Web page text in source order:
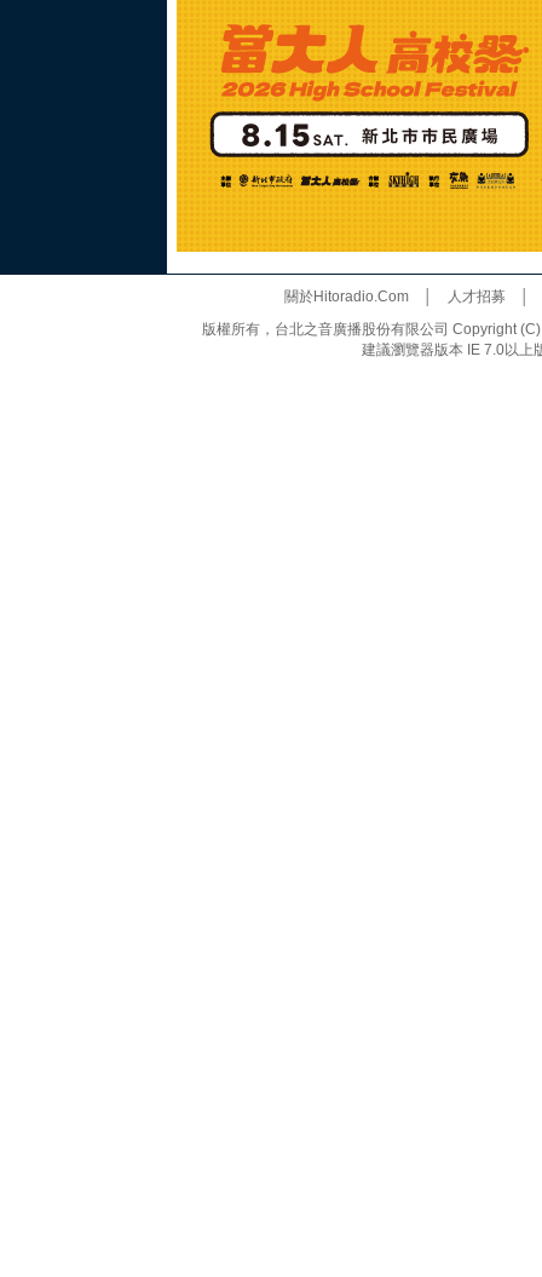
關於Hitoradio.Com│ 人才招募
版權所有，台北之音廣播股份有限公司 Copyright
建議瀏覽器版本 IE 7.0以上